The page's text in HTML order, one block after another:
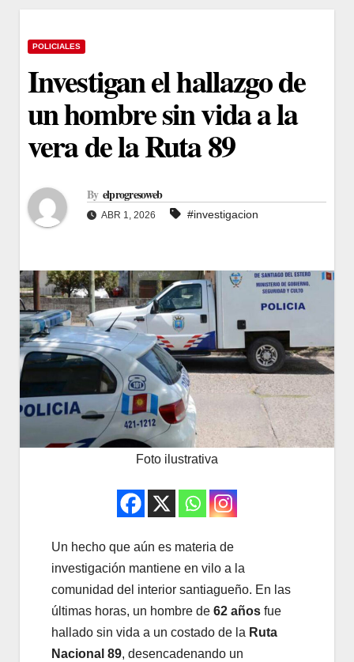
POLICIALES
Investigan el hallazgo de
un hombre sin vida a la
vera de la Ruta 89
By elprogresoweb
ABR 1, 2026 #investigacion
Foto ilustrativa
Un hecho que aún es materia de
investigación mantiene en vilo a la
comunidad del interior santiagueño. En las
últimas horas, un hombre de 62 años fue
hallado sin vida a un costado de la Ruta
Nacional 89, desencadenando un